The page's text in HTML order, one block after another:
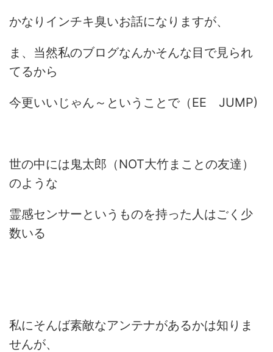
かなりインチキ臭いお話になりますが、
ま、当然私のブログなんかそんな目で見られ
てるから
今更いいじゃん～ということで（EE JUMP)
世の中には鬼太郎（NOT大竹まことの友達）
のような
霊感センサーというものを持った人はごく少
数いる
私にそんば素敵なアンテナがあるかは知りま
せんが、